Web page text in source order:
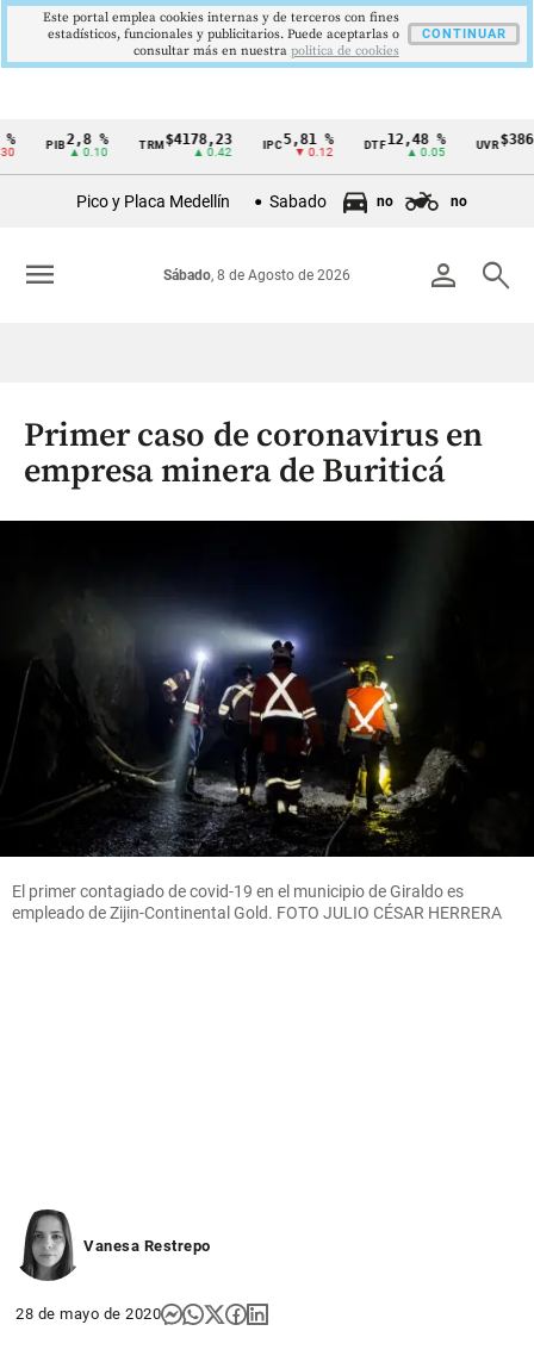
Cintillo
Colombia
PIB 2,8 %
▲ 0.10
TRM $4178,23
▲ 0.42
IPC 5,81 %
▼ 0.12
DTF 12,48 %
▲ 0.05
UVR $386,1273
▲ 0.03
Pico y Placa Medellín Sabado no no
person search
Sábado, 8 de Agosto de 2026
menu
Primer caso de coronavirus en
empresa minera de Buriticá
El primer contagiado de covid-19 en el municipio de Giraldo es
empleado de Zijin-Continental Gold. FOTO JULIO CÉSAR HERRERA
Vanesa Restrepo
28 de mayo de 2020
Este portal emplea cookies internas y de terceros con fines
estadísticos, funcionales y publicitarios. Puede aceptarlas o
consultar más en nuestra politica de cookies
CONTINUAR